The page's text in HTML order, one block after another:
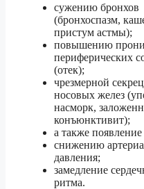
сужению бронхов
(бронхоспазм,
пристум астмы);
повышению
периферических
(отек);
чрезмерной
носовых желез
насморк,
конъюнктивит);
а также появление
снижению
давления;
замедление
ритма.